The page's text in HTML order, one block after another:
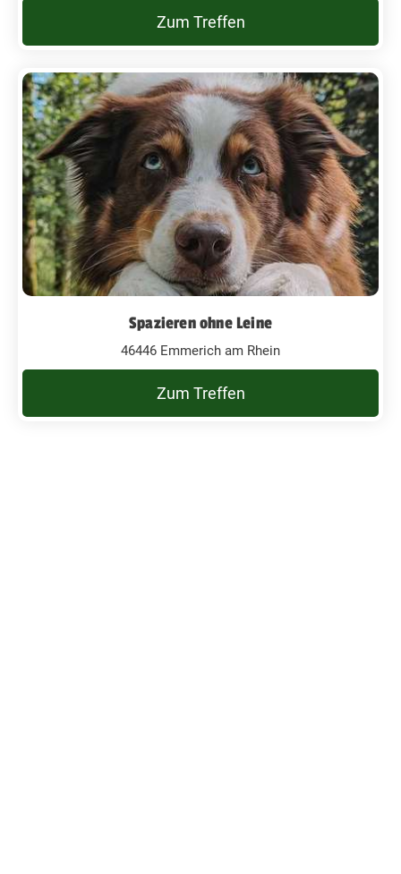
Zum Treffen
Spazieren ohne Leine
46446 Emmerich am Rhein
Zum Treffen